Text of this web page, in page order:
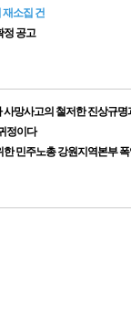
재소집 건
정 공고
망사고의 철저한 진상규
정이다
민주노총 강원지역본부